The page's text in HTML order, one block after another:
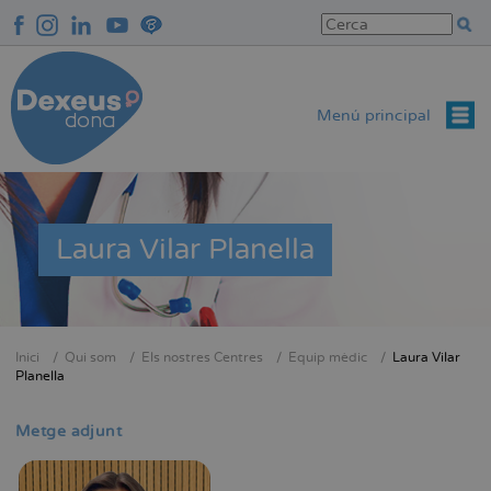
contingut
Menú principal
Laura Vilar Planella
Fil
Inici Qui som Els nostres Centres Equip mèdic
Laura Vilar
Planella
Metge adjunt